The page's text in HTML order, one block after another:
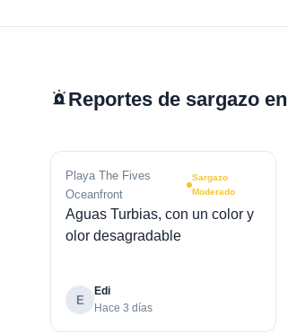
Reportes de sargazo
Playa The Fives
Oceanfront
Sargazo
Moderado
Aguas Turbias, con un color y
olor desagradable
E
Edi
Hace 3 días